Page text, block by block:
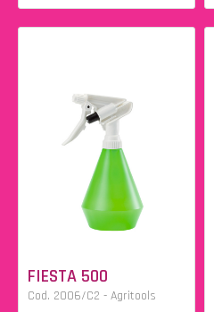
FIESTA 500
Cod. 2006/C2 - Agritools